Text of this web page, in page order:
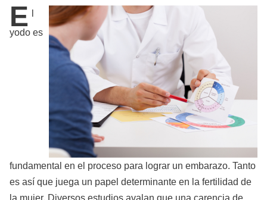
E
yodo es
fundamental en el proceso para lograr un embarazo. Tanto
es así que juega un papel determinante en la fertilidad de